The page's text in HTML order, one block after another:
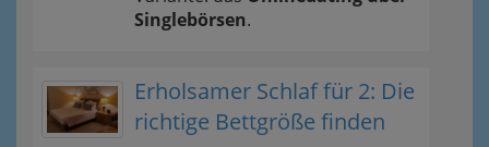
Singlebörsen.
Erholsamer Schlaf für 2: Die
richtige Bettgröße finden